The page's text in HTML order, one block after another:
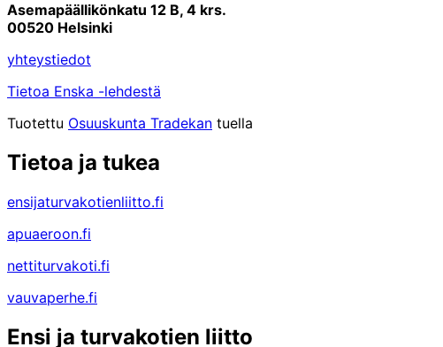
Asemapäällikönkatu 12 B, 4 krs.
00520 Helsinki
yhteystiedot
Tietoa Enska -lehdestä
Tuotettu Osuuskunta Tradekan tuella
Tietoa ja tukea
ensijaturvakotienliitto.fi
apuaeroon.fi
nettiturvakoti.fi
vauvaperhe.fi
Ensi ja turvakotien liitto